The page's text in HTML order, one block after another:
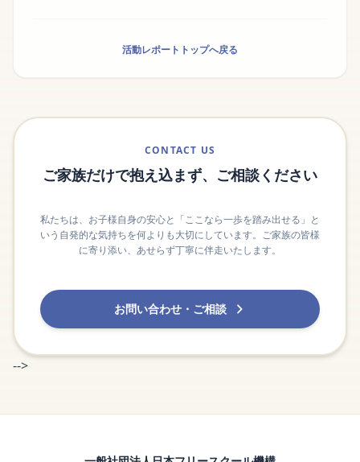
活動レポートトップへ戻る
CONTACT US
ご家族だけで抱え込まず、ご相談ください
私たちは、お子様自身の安心と「ここなら一歩を踏み出せる」と
いう自発的な気持ちを何よりも大切にしています。ご家族の皆様
に寄り添い、あせらず丁寧に伴走いたします。
お問い合わせ・ご相談
-->